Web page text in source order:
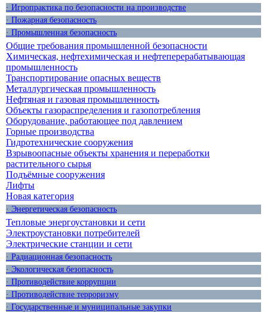
· Игропрактика по безопасности на производстве
· Пожарная безопасность
· Промышленная безопасность
Общие требования промышленной безопасности
Химическая, нефтехимическая и нефтеперерабатывающая
промышленность
Транспортирование опасных веществ
Металлургическая промышленность
Нефтяная и газовая промышленность
Объекты газораспределения и газопотребления
Оборудование, работающее под давлением
Горные производства
Гидротехнические сооружения
Взрывоопасные объекты хранения и переработки
растительного сырья
Подъёмные сооружения
Лифты
Новая категория
· Энергетическая безопасность
Тепловые энергоустановки и сети
Электроустановки потребителей
Электрические станции и сети
· Радиационная безопасность
· Экологическая безопасность
· Противодействие коррупции
· Противодействие терроризму
· Государственные и муниципальные закупки